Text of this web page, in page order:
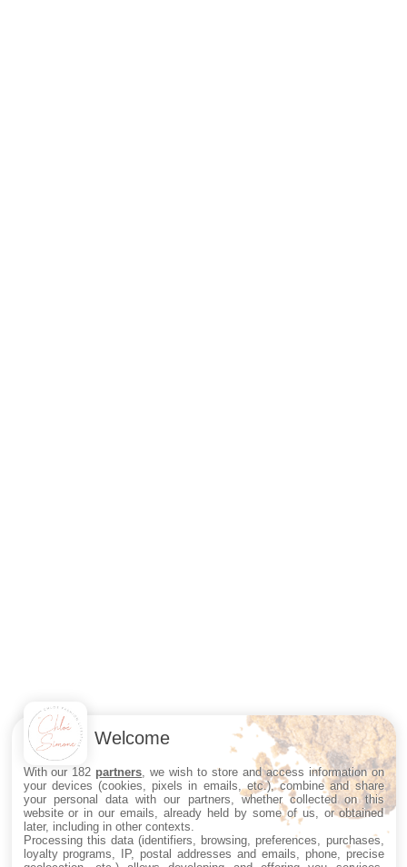
Welcome
With our 182 partners , we wish to store and access information on
your devices (cookies, pixels in emails, etc.), combine and share
your personal data with our partners, whether collected on this
website or in our emails, already held by some of us, or obtained
later, including in other contexts.
Processing this data (identifiers, browsing, preferences, purchases,
loyalty programs, IP, postal addresses and emails, phone, precise